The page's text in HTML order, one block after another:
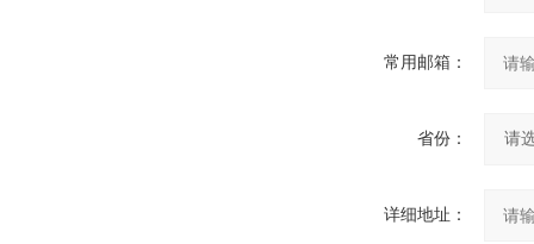
常用邮箱：
省份：
详细地址：